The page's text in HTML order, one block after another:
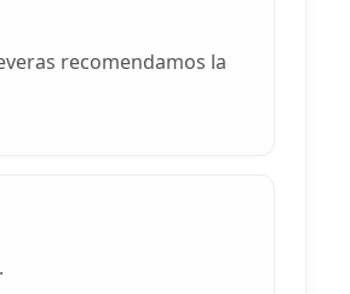
recomendamos la